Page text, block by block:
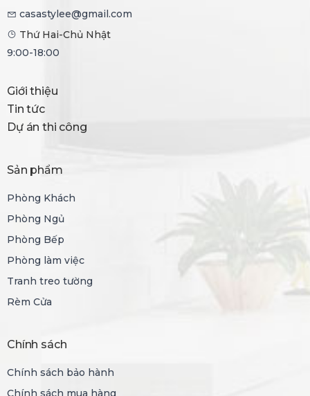
casastylee@gmail.com
Thứ Hai-Chủ Nhật
9:00-18:00
Giới thiệu
Tin tức
Dự án thi công
Sản phẩm
Phòng Khách
Phòng Ngủ
Phòng Bếp
Phòng làm việc
Tranh treo tường
Rèm Cửa
Chính sách
Chính sách bảo hành
Chính sách mua hàng